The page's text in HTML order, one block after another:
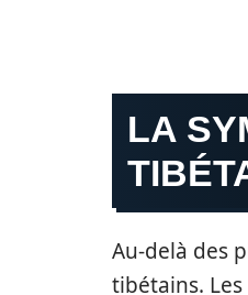
LA
Au-delà des
tibétains.